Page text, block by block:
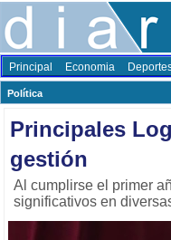
Principal Economia
Polí­tica
Principales
gestión
Al cumplirse el primer
significativos en